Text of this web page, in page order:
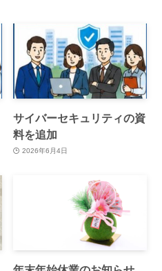
サイバーセキュリティの資
料を追加
2026年6月4日